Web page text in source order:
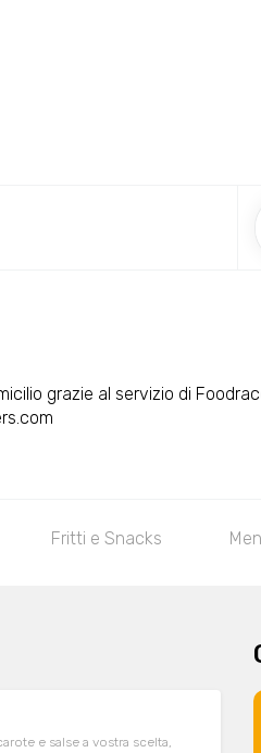
grazie al servizio di
Fritti e Snacks
e salse a vostra scelta,